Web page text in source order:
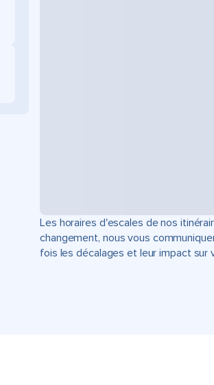
Les horaires d'escales de nos
changement, nous vous
fois les décalages et leur impact sur